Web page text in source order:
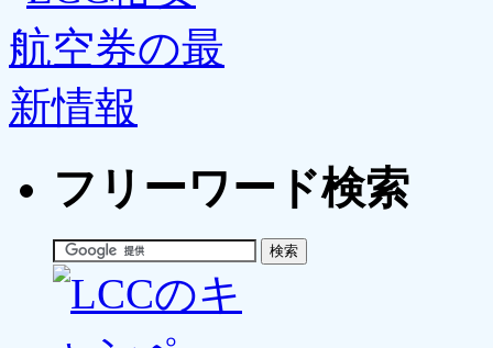
フリーワード検索